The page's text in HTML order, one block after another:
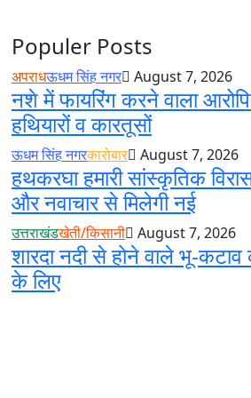
Populer Posts
अपराधऊधम सिंह नगर August 7, 2026
नशे में फायरिंग करने वाला
हथियारों व कारतूसों
ऊधम सिंह नगरकारोबार August 7, 2026
हथकरघा हमारी सांस्कृतिक
और नवाचार से मिलेगी नई
उत्तराखंडखेती/किसानी August 7, 2026
शारदा नदी से होने वाले भू-
के लिए